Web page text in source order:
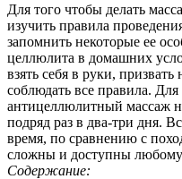
Для того чтобы делать
изучить правила
запомнить некоторые ее
целлюлита в домашних
взять себя в руки,
соблюдать все правила.
антицеллюлитный массаж
подряд раз в два-три дня.
время, по сравнению с
сложны и доступны любому
Содержание: